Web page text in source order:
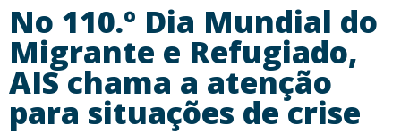
No 110.º Dia Mundial do
Migrante e Refugiado,
AIS chama a atenção
para situações de crise